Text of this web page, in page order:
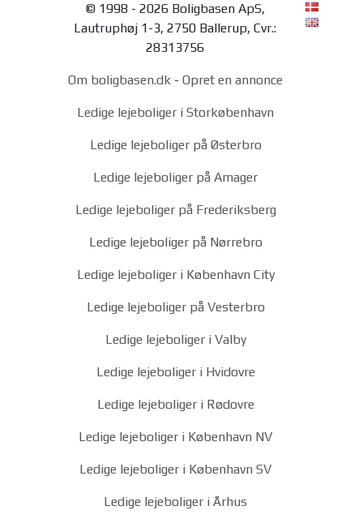
© 1998 - 2026 Boligbasen ApS,
Lautruphøj 1-3, 2750 Ballerup, Cvr.:
28313756
Om boligbasen.dk - Opret en annonce
Ledige lejeboliger i Storkøbenhavn
Ledige lejeboliger på Østerbro
Ledige lejeboliger på Amager
Ledige lejeboliger på Frederiksberg
Ledige lejeboliger på Nørrebro
Ledige lejeboliger i København City
Ledige lejeboliger på Vesterbro
Ledige lejeboliger i Valby
Ledige lejeboliger i Hvidovre
Ledige lejeboliger i Rødovre
Ledige lejeboliger i København NV
Ledige lejeboliger i København SV
Ledige lejeboliger i Århus